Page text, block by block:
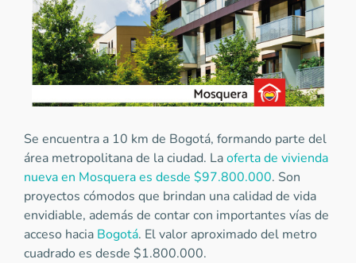
Se encuentra a 10 km de Bogotá, formando parte del
área metropolitana de la ciudad. Laoferta de vivienda
nueva en Mosquera es desde $97.800.000. Son
proyectos cómodos que brindan una calidad de vida
envidiable, además de contar con importantes vías de
acceso hacia Bogotá. El valor aproximado del metro
cuadrado es desde $1.800.000.